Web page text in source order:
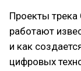
Проекты трека
работают
и как
цифровых